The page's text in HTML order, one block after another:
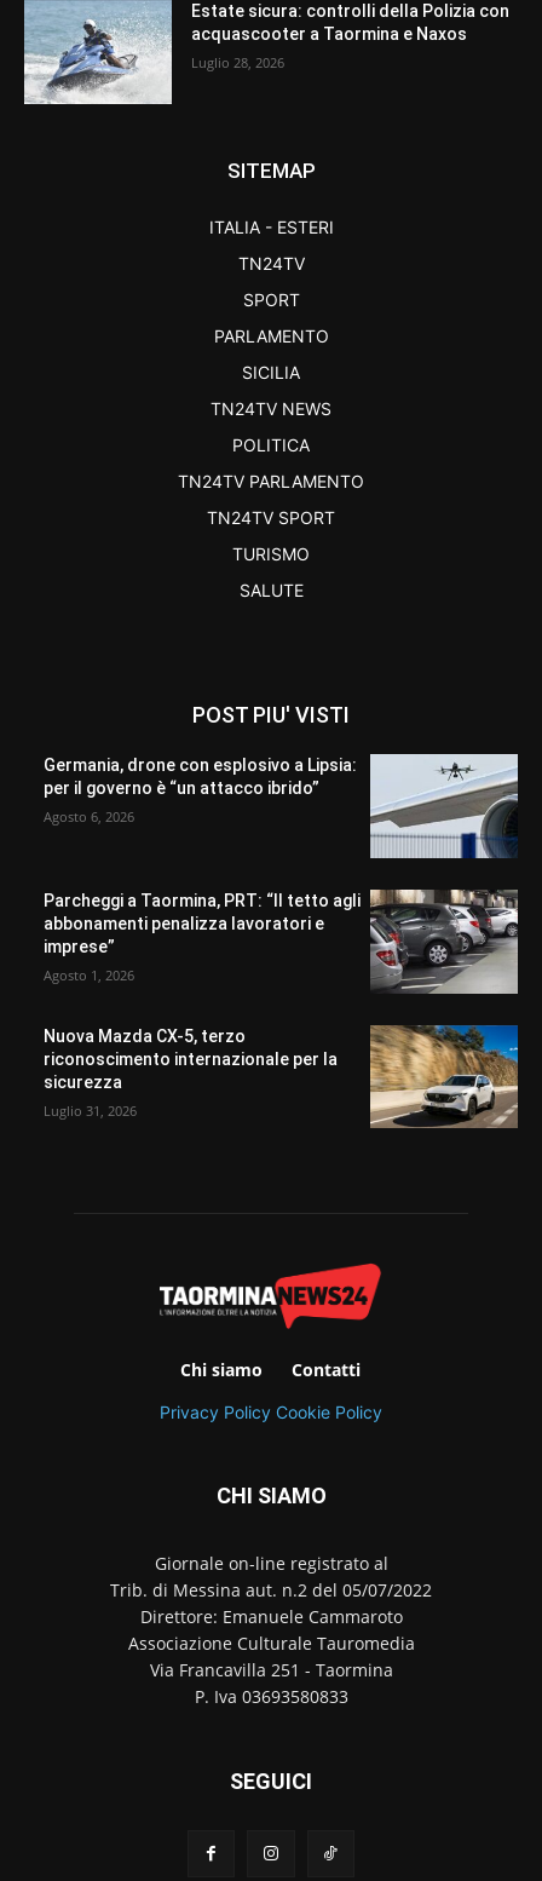
Estate sicura: controlli della Polizia con
acquascooter a Taormina e Naxos
Luglio 28, 2026
SITEMAP
ITALIA - ESTERI
TN24TV
SPORT
PARLAMENTO
SICILIA
TN24TV NEWS
POLITICA
TN24TV PARLAMENTO
TN24TV SPORT
TURISMO
SALUTE
POST PIU' VISTI
Germania, drone con esplosivo a Lipsia:
per il governo è “un attacco ibrido”
Agosto 6, 2026
Parcheggi a Taormina, PRT: “Il tetto agli
abbonamenti penalizza lavoratori e
imprese”
Agosto 1, 2026
Nuova Mazda CX-5, terzo
riconoscimento internazionale per la
sicurezza
Luglio 31, 2026
Chi siamo Contatti
Privacy Policy Cookie Policy
CHI SIAMO
Giornale on-line registrato al
Trib. di Messina aut. n.2 del 05/07/2022
Direttore: Emanuele Cammaroto
Associazione Culturale Tauromedia
Via Francavilla 251 - Taormina
P. Iva 03693580833
SEGUICI